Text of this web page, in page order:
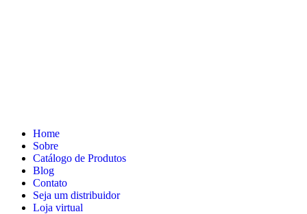
Home
Sobre
Catálogo de Produtos
Blog
Contato
Seja um distribuidor
Loja virtual